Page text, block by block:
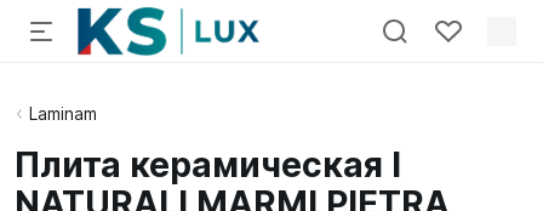
Laminam
Плита керамическая I